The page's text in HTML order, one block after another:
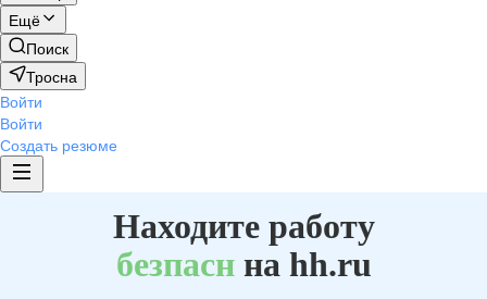
Ещё
Поиск
Тросна
Войти
Войти
Создать резюме
Находите работу
безпаснна hh.ru